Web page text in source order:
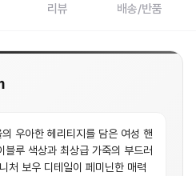
리뷰 배송/반품
우아한 헤리티지를 담은 여성 핸
블루 색상과 최상급 가죽의 부드러
처 보우 디테일이 페미닌한 매력